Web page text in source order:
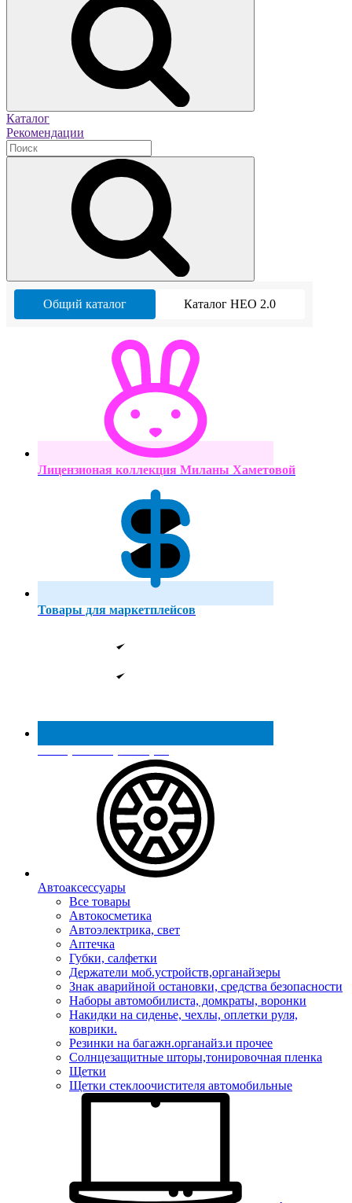
Каталог
Рекомендации
Общий каталог Каталог НЕО 2.0
Лицензионая коллекция Миланы Хаметовой
Товары для маркетплейсов
Реестр МинПромТорга
Автоаксессуары
Все товары
Автокосметика
Автоэлектрика, свет
Аптечка
Губки, салфетки
Держатели моб.устройств,органайзеры
Знак аварийной остановки, средства безопасности
Наборы автомобилиста, домкраты, воронки
Накидки на сиденье, чехлы, оплетки руля,
коврики.
Резинки на багажн.органайз.и прочее
Солнцезащитные шторы,тонировочная пленка
Щетки
Щетки стеклоочистителя автомобильные